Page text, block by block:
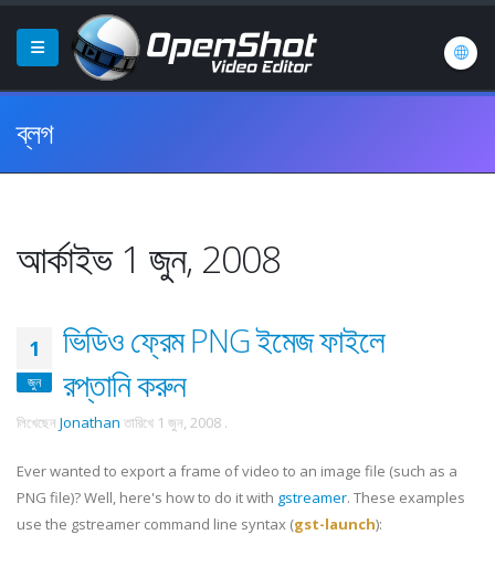
ব্লগ
আর্কাইভ 1 জুন, 2008
1
জুন
ভিডিও ফ্রেম PNG ইমেজ ফাইলে
রপ্তানি করুন
লিখেছেন Jonathan তারিখে 1 জুন, 2008 .
Ever wanted to export a frame of video to an image file (such as a
PNG file)? Well, here's how to do it with gstreamer. These examples
use the gstreamer command line syntax (gst-launch):